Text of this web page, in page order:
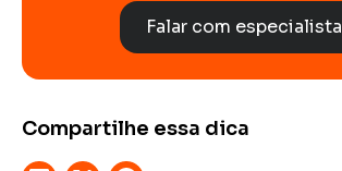
Falar com especialista
Compartilhe essa dica